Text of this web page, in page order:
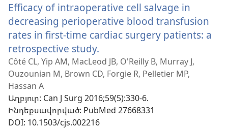
պատուհան)
Efficacy of intraoperative cell salvage in
decreasing perioperative blood transfusion
rates in first-time cardiac surgery patients: a
retrospective study.
է
նոր
Côté CL, Yip AM, MacLeod JB, O'Reilly B, Murray J,
Ouzounian M, Brown CD, Forgie R, Pelletier MP,
Hassan A
Աղբյուր‎: Can J Surg 2016;59(5):330-6.
Ինդեքսավորված‎: PubMed 27668331
DOI‎: 10.1503/cjs.002216